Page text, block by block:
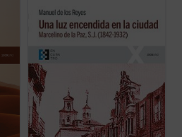
ingresó en el noviciado de la Compañía de
Jesús. Docente, predicador, misionero,
confesor e impulsor de obras sociales, su
implicación en el ministerio del ...
(ver ficha)